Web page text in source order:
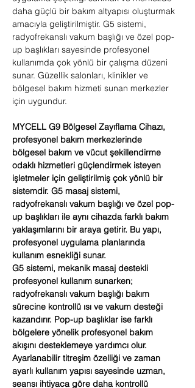
daha güçlü bir bakım altyapısı oluşturmak
amacıyla geliştirilmiştir. G5 sistemi,
radyofrekanslı vakum başlığı ve özel pop-
up başlıkları sayesinde profesyonel
kullanımda çok yönlü bir çalışma düzeni
sunar. Güzellik salonları, klinikler ve
bölgesel bakım hizmeti sunan merkezler
için uygundur.
MYCELL G9 Bölgesel Zayıflama Cihazı,
profesyonel bakım merkezlerinde
bölgesel bakım ve vücut şekillendirme
odaklı hizmetleri güçlendirmek isteyen
işletmeler için geliştirilmiş çok yönlü bir
sistemdir. G5 masaj sistemi,
radyofrekanslı vakum başlığı ve özel pop-
up başlıkları ile aynı cihazda farklı bakım
yaklaşımlarını bir araya getirir. Bu yapı,
profesyonel uygulama planlarında
kullanım esnekliği sunar.
G5 sistemi, mekanik masaj destekli
profesyonel kullanım sunarken;
radyofrekanslı vakum başlığı bakım
sürecine kontrollü ısı ve vakum desteği
kazandırır. Pop-up başlıklar ise farklı
bölgelere yönelik profesyonel bakım
akışını desteklemeye yardımcı olur.
Ayarlanabilir titreşim özelliği ve zaman
ayarlı kullanım yapısı sayesinde uzman,
seansı ihtiyaca göre daha kontrollü